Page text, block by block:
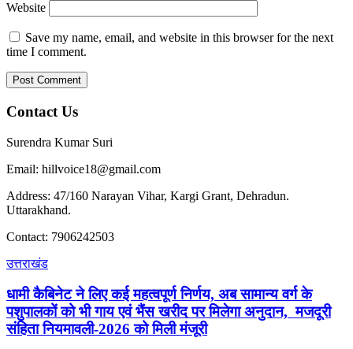
Website
Save my name, email, and website in this browser for the next
time I comment.
Contact Us
Surendra Kumar Suri
Email: hillvoice18@gmail.com
Address: 47/160 Narayan Vihar, Kargi Grant, Dehradun.
Uttarakhand.
Contact: 7906242503
उत्तराखंड
धामी कैबिनेट ने लिए कई महत्वपूर्ण निर्णय, अब सामान्य वर्ग के
पशुपालकों को भी गाय एवं भैंस खरीद पर मिलेगा अनुदान, मजदूरी
संहिता नियमावली-2026 को मिली मंजूरी